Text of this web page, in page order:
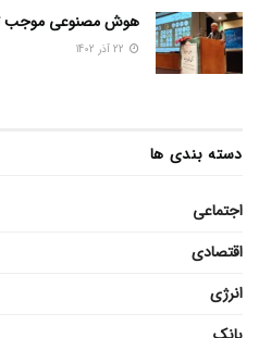
هوش مصنوعی موجب
دسته بندی ها
اجتماعی
اقتصادی
انرژی